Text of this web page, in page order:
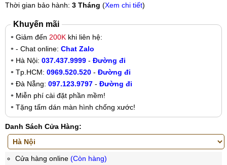
Thời gian bảo hành: 3 Tháng (Xem chi tiết)
Khuyến mãi
Giảm đến 200K khi liên hệ:
- Chat online: Chat Zalo
Hà Nội: 037.437.9999 - Đường đi
Tp.HCM: 0969.520.520 - Đường đi
Đà Nẵng: 097.123.9797 - Đường đi
Miễn phí cài đặt phần mềm!
Tặng tấm dán màn hình chống xước!
Danh Sách Cửa Hàng:
Cửa hàng online (Còn hàng)